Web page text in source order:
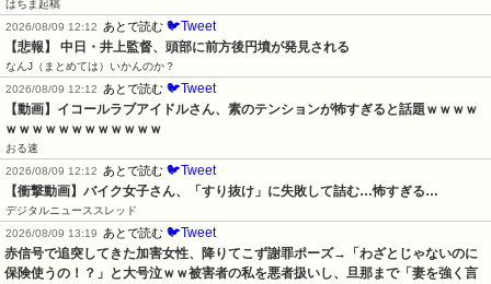
はちま起稿
2026/08/09 12:12 あとで読む 🐦Tweet
【悲報】 中日・井上監督、頭部に前方後円墳が発見される
なんJ（まとめては）いかんのか？
2026/08/09 12:12 あとで読む 🐦Tweet
【動画】イコールラブアイドルさん、素のテンションが怖すぎると話題ｗｗｗｗ
ｗｗｗｗｗｗｗｗｗｗｗｗ
おる速
2026/08/09 12:12 あとで読む 🐦Tweet
【衝撃動画】バイク女子さん、「すり抜け」に失敗して詰む…怖すぎる…
デジタルニューススレッド
2026/08/09 13:19 あとで読む 🐦Tweet
赤信号で追突してきた加害女性、降りてこず謝罪ポーズ→「わざとじゃないのに
保険使うの！？」と大号泣ｗｗ被害者の私を悪者扱いし、旦那まで「妻を強く言